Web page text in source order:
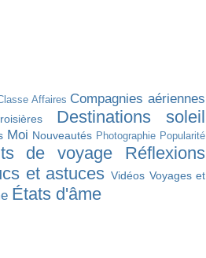
Affaires Compagnies aériennes
Destinations soleil
Moi Nouveautés Photographie Popularité
de voyage Réflexions
et astuces Vidéos Voyages et
États d'âme